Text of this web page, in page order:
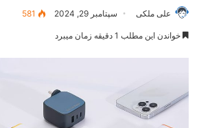
علی ملکی سپتامبر 29, 2024 581
خواندن این مطلب 1 دقیقه زمان میبرد